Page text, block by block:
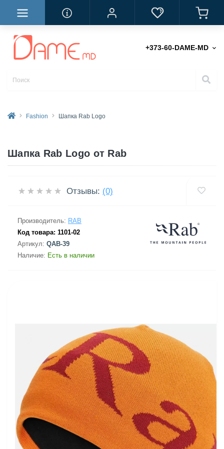
+373-60-DAME-MD
Fashion Шапка Rab Logo
Шапка Rab Logo от Rab
Отзывы: (0)
Производитель: RAB
Код товара: 1101-02
Артикул: QAB-39
Наличие: Есть в наличии